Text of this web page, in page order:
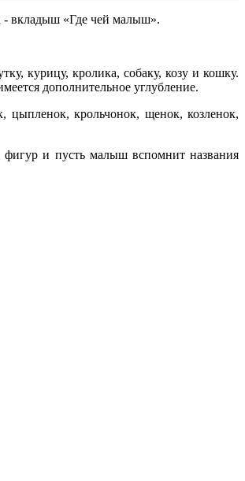
- вкладыш «Где чей малыш».
курицу, кролика, собаку, козу и кошку.
дополнительное углубление.
крольчонок, щенок, козленок,
фигур и пусть малыш вспомнит названия